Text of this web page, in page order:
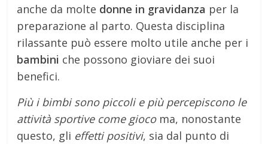
anche da molte donne in gravidanza per la
preparazione al parto. Questa disciplina
rilassante può essere molto utile anche per i
bambini che possono gioviare dei suoi
benefici.
Più i bimbi sono piccoli e più percepiscono le
attività sportive come giocoma, nonostante
questo, gli effetti positivi, sia dal punto di